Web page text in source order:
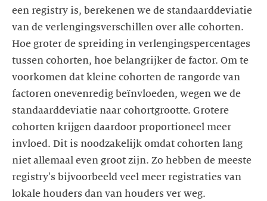
een registry is, berekenen we de standaarddeviatie
van de verlengingsverschillen over alle cohorten.
Hoe groter de spreiding in verlengingspercentages
tussen cohorten, hoe belangrijker de factor. Om te
voorkomen dat kleine cohorten de rangorde van
factoren onevenredig beïnvloeden, wegen we de
standaarddeviatie naar cohortgrootte. Grotere
cohorten krijgen daardoor proportioneel meer
invloed. Dit is noodzakelijk omdat cohorten lang
niet allemaal even groot zijn. Zo hebben de meeste
registry's bijvoorbeeld veel meer registraties van
lokale houders dan van houders ver weg.